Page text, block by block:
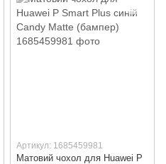
Артикул: 1685459981
Матовий чохол для Huawei P